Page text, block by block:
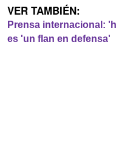
VER TAMBIÉN:
Prensa internacional:
es 'un flan en defensa'